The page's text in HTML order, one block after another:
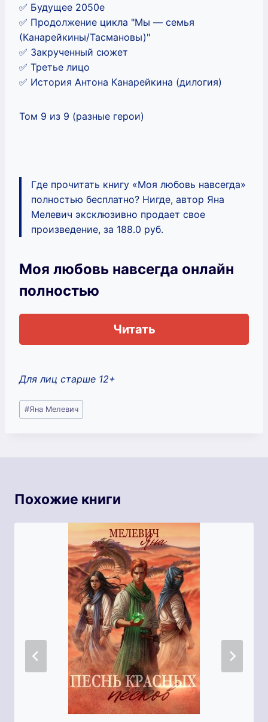
✅ Будущее 2050е
✅ Продолжение цикла "Мы — семья
(Канарейкины/Тасмановы)"
✅ Закрученный сюжет
✅ Третье лицо
✅ История Антона Канарейкина (дилогия)
Том 9 из 9 (разные герои)
Где прочитать книгу «Моя любовь навсегда»
полностью бесплатно? Нигде, автор Яна
Мелевич эксклюзивно продает свое
произведение, за 188.0 руб.
Моя любовь навсегда онлайн
полностью
Читать
Для лиц старше 12+
Метки
записи:
#Яна Мелевич
Похожие книги